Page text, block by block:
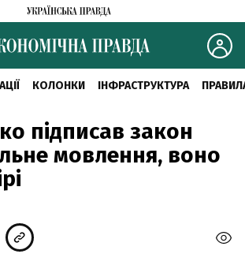
КОЛОНКИ ІНФРАСТРУКТУРА
підписав закон
мовлення, воно